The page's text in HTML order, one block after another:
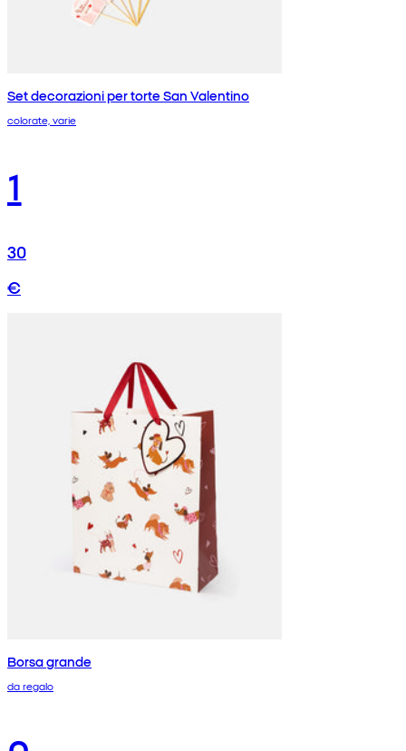
Set decorazioni per torte San Valentino
colorate, varie
1
30
€
Borsa grande
da regalo